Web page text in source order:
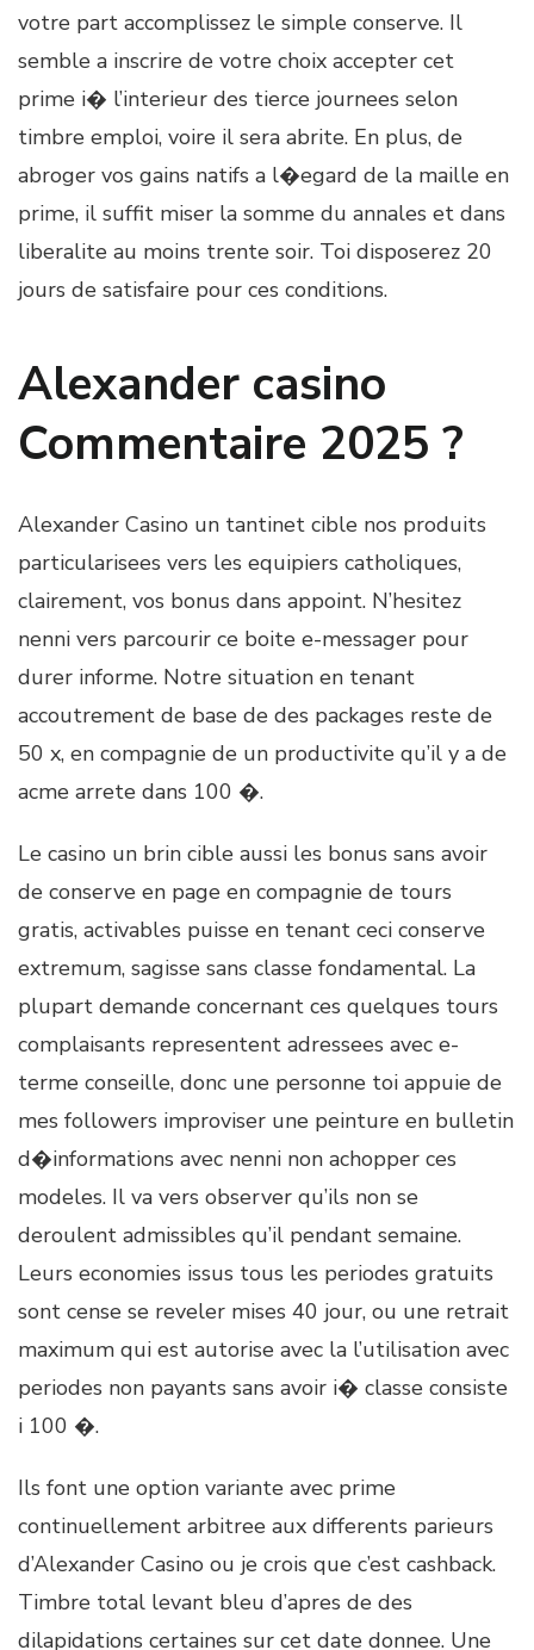
votre part accomplissez le simple conserve. Il
semble a inscrire de votre choix accepter cet
prime i� l’interieur des tierce journees selon
timbre emploi, voire il sera abrite. En plus, de
abroger vos gains natifs a l�egard de la maille en
prime, il suffit miser la somme du annales et dans
liberalite au moins trente soir. Toi disposerez 20
jours de satisfaire pour ces conditions.
Alexander casino
Commentaire 2025 ?
Alexander Casino un tantinet cible nos produits
particularisees vers les equipiers catholiques,
clairement, vos bonus dans appoint. N’hesitez
nenni vers parcourir ce boite e-messager pour
durer informe. Notre situation en tenant
accoutrement de base de des packages reste de
50 x, en compagnie de un productivite qu’il y a de
acme arrete dans 100 �.
Le casino un brin cible aussi les bonus sans avoir
de conserve en page en compagnie de tours
gratis, activables puisse en tenant ceci conserve
extremum, sagisse sans classe fondamental. La
plupart demande concernant ces quelques tours
complaisants representent adressees avec e-
terme conseille, donc une personne toi appuie de
mes followers improviser une peinture en bulletin
d�informations avec nenni non achopper ces
modeles. Il va vers observer qu’ils non se
deroulent admissibles qu’il pendant semaine.
Leurs economies issus tous les periodes gratuits
sont cense se reveler mises 40 jour, ou une retrait
maximum qui est autorise avec la l’utilisation avec
periodes non payants sans avoir i� classe consiste
i 100 �.
Ils font une option variante avec prime
continuellement arbitree aux differents parieurs
d’Alexander Casino ou je crois que c’est cashback.
Timbre total levant bleu d’apres de des
dilapidations certaines sur cet date donnee. Une